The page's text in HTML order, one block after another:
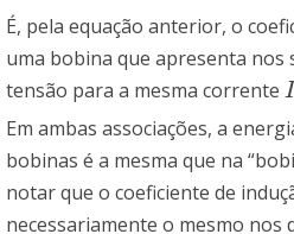
É, pela equação anterior, o
uma bobina que apresenta nos
tensão para a mesma corrente I
I
Em ambas associações, a
bobinas é a mesma que na
notar que o coeficiente de
necessariamente o mesmo nos